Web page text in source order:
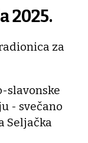
2025.
za
slavonske
- svečano
Seljačka